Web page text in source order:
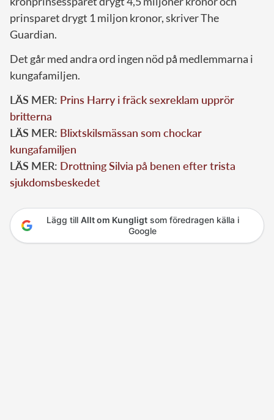
prinsparet drygt 1 miljon kronor, skriver The
Guardian.
Det går med andra ord ingen nöd på medlemmarna i
kungafamiljen.
LÄS MER: Prins Harry i fräck sexreklam upprör
britterna
LÄS MER: Blixtskilsmässan som chockar
kungafamiljen
LÄS MER: Drottning Silvia på benen efter trista
sjukdomsbeskedet
Lägg till Allt om Kungligtsom föredragen källa i
Google